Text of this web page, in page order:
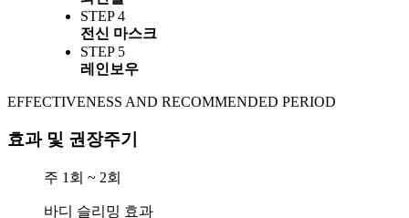
STEP 4
전신 마스크
STEP 5
레인보우
EFFECTIVENESS AND RECOMMENDED PERIOD
효과 및 권장주기
주 1회 ~ 2회
바디 슬리밍 효과